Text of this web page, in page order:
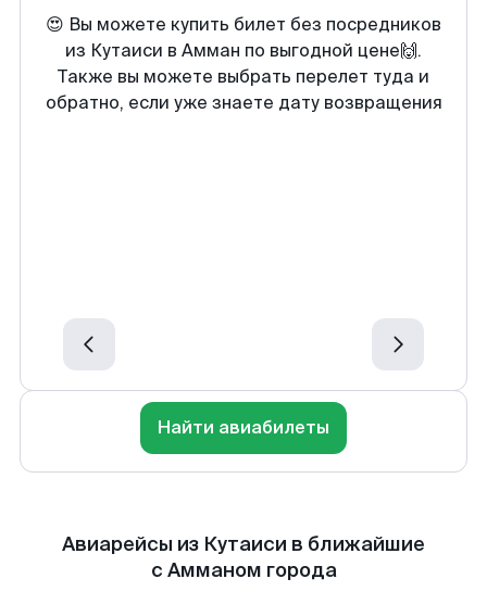
😍 Вы можете купить билет без посредников
из Кутаиси в Амман по выгодной цене🙌.
Также вы можете выбрать перелет туда и
обратно, если уже знаете дату возвращения
Найти авиабилеты
Авиарейсы из Кутаиси в ближайшие
с Амманом города